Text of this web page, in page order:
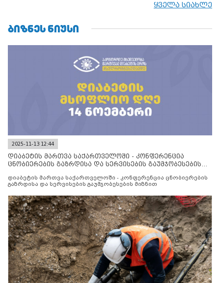
ყველა სიახლე
ᲑᲘᲖᲜᲔᲡ ᲜᲘᲣᲡᲘ
2025-11-13 12:44
დიაბეტის მართვა საქართველოში - კონფერენცია
ცნობიერების გაზრდისა და სერვისების გაუმჯობესების
დიაბეტის მართვა საქართველოში - კონფერენცია ცნობიერების
გაზრდისა და სერვისების გაუმჯობესების მიზნით